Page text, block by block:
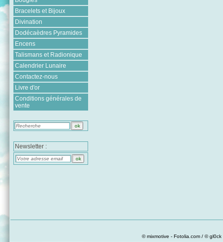
Bracelets et Bijoux
Divination
Dodécaèdres Pyramides
Encens
Talismans et Radionique
Calendrier Lunaire
Contactez-nous
Livre d'or
Conditions générales de
vente
Newsletter :
© mixmotive - Fotolia.com / ©